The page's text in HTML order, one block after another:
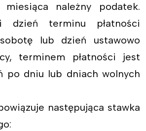
należny podatek.
dzień terminu płatności
lub dzień ustawowo
terminem płatności jest
po dniu lub dniach wolnych
następująca stawka